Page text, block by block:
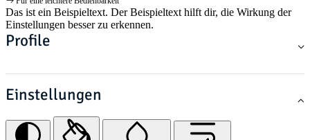
Das ist ein Beispieltext. Der Beispieltext hilft dir, die Wirkung der
Einstellungen besser zu erkennen.
Profile
Einstellungen